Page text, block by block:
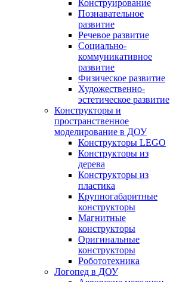
Конструирование
Познавательное
развитие
Речевое развитие
Социально-
коммуникативное
развитие
Физическое развитие
Художественно-
эстетическое развитие
Конструкторы и
пространственное
моделирование в ДОУ
Конструкторы LEGO
Конструкторы из
дерева
Конструкторы из
пластика
Крупногабаритные
конструкторы
Магнитные
конструкторы
Оригинальные
конструкторы
Робототехника
Логопед в ДОУ